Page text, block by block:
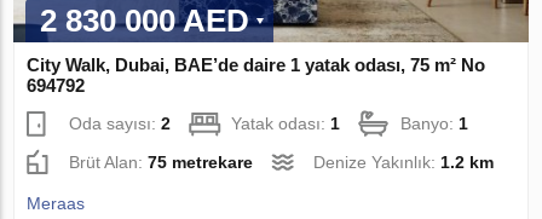
2 830 000 AED
City Walk, Dubai, BAE’de daire 1 yatak odası, 75 m² No
694792
Oda sayısı:2 Yatak odası: 1 Banyo: 1
Brüt Alan:75 metrekare Denize Yakınlık: 1.2 km
Meraas